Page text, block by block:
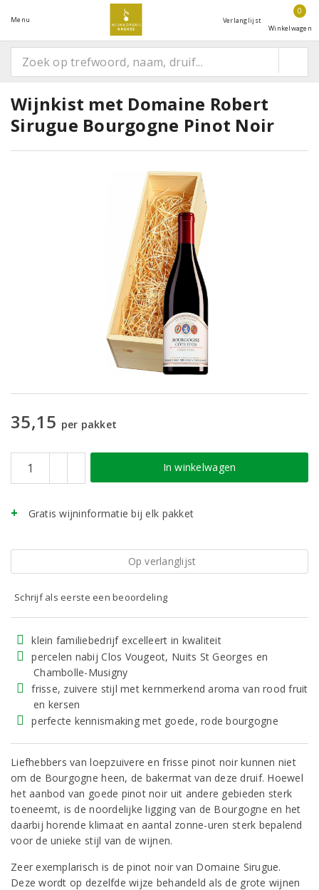
Menu Verlanglijst
0
Winkelwagen
Wijnkist met Domaine Robert
Sirugue Bourgogne Pinot Noir
35,15 per pakket
In winkelwagen
Gratis wijninformatie bij elk pakket
Op verlanglijst
Schrijf als eerste een beoordeling
klein familiebedrijf excelleert in kwaliteit
percelen nabij Clos Vougeot, Nuits St Georges en
Chambolle-Musigny
frisse, zuivere stijl met kernmerkend aroma van rood fruit
en kersen
perfecte kennismaking met goede, rode bourgogne
Liefhebbers van loepzuivere en frisse pinot noir kunnen niet
om de Bourgogne heen, de bakermat van deze druif. Hoewel
het aanbod van goede pinot noir uit andere gebieden sterk
toeneemt, is de noordelijke ligging van de Bourgogne en het
daarbij horende klimaat en aantal zonne-uren sterk bepalend
voor de unieke stijl van de wijnen.
Zeer exemplarisch is de pinot noir van Domaine Sirugue.
Deze wordt op dezelfde wijze behandeld als de grote wijnen